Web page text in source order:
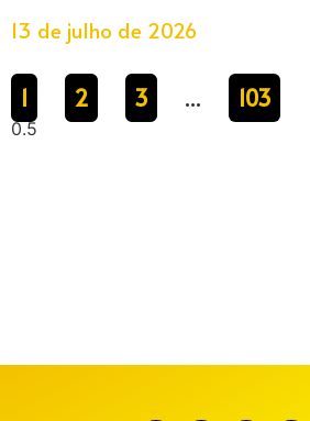
13 de julho de 2026
1 2 3 … 103